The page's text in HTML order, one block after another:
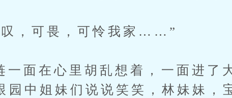
可畏，可怜我家……”
在心里胡乱想着，一面进了大
园中姐妹们说说笑笑，林妹妹，